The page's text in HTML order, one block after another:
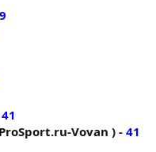
41
Vovan ) - 41